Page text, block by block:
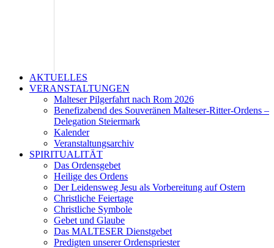
AKTUELLES
VERANSTALTUNGEN
Malteser Pilgerfahrt nach Rom 2026
Benefizabend des Souveränen Malteser-Ritter-Ordens –
Delegation Steiermark
Kalender
Veranstaltungsarchiv
SPIRITUALITÄT
Das Ordensgebet
Heilige des Ordens
Der Leidensweg Jesu als Vorbereitung auf Ostern
Christliche Feiertage
Christliche Symbole
Gebet und Glaube
Das MALTESER Dienstgebet
Predigten unserer Ordenspriester